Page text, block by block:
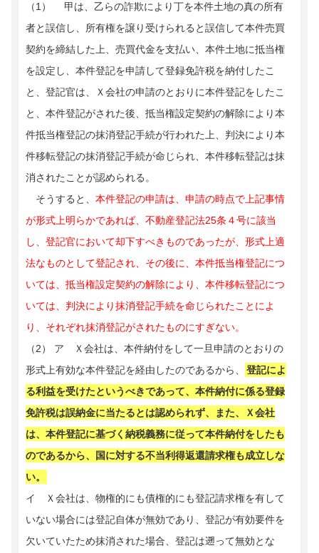
（1） 甲は、乙らの詐欺により丁を本件土地の真の所有
者と誤信し、所有権を譲り受けられると誤信して本件売買
契約を締結した上、売買代金を支払い、本件土地に抵当権
を設定し、本件登記を申請して登録免許税を納付したこ
と、登記官は、Ｘ会社の申請のとおりに本件登記をしたこ
と、本件登記がされた後、抵当権設定契約の解除により本
件抵当権登記の抹消登記手続が行われた上、判決により本
件移転登記の抹消登記手続が命じられ、本件移転登記は抹
消されたことが認められる。
そうすると、本件登記の申請は、申請の時点で上記事情
が形式上明らかであれば、不動産登記法25条４号に該当
し、登記官において却下すべきものであったが、形式上適
法なものとして登記され、その後に、本件抵当権登記につ
いては、抵当権設定契約の解除により、本件移転登記につ
いては、判決により抹消登記手続を命じられたことによ
り、それぞれ抹消登記がされたものにすぎない。
（2） ア Ｘ会社は、本件納付をして一旦申請のとおりの
形式上有効な本件登記を経由したのであるから、
登記によ
る利益を受けたというべきであって、本件納付に係る登録
免許税は誤納金に当たるとは認められず、また、Ｘ会社
は、本件登記に基づく納税義務に従って本件納付をしたも
のであるから、国に対する不当利得返還請求権も成立しな
い。
イ Ｘ会社は、物権的にも債権的にも登記請求権を有して
いない場合には登記自体が無効であり、登記が有効要件を
欠いていたため抹消された場合、登記は遡って無効とな